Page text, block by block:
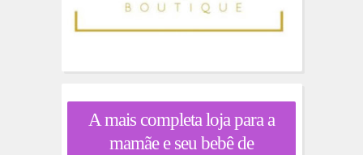
A mais completa loja para a
mamãe e seu bebê de